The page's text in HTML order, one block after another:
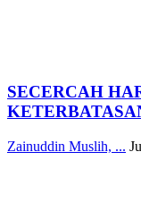
SECERCAH
Zainuddin Muslih, ...